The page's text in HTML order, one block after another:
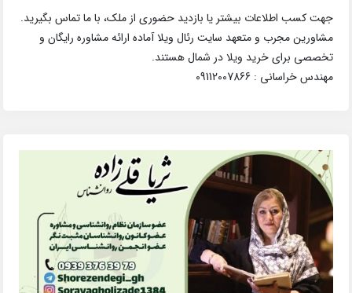
جهت کسب اطلاعات بیشتر یا بازدید حضوری از ملک، با ما تماس بگیرید.
مشاورین مجرب و متعهد سایت رئال ویلا آماده ارائه مشاوره رایگان و
تخصصی برای خرید ویلا در شمال هستند.
مهندس خراسانی : 09112007866